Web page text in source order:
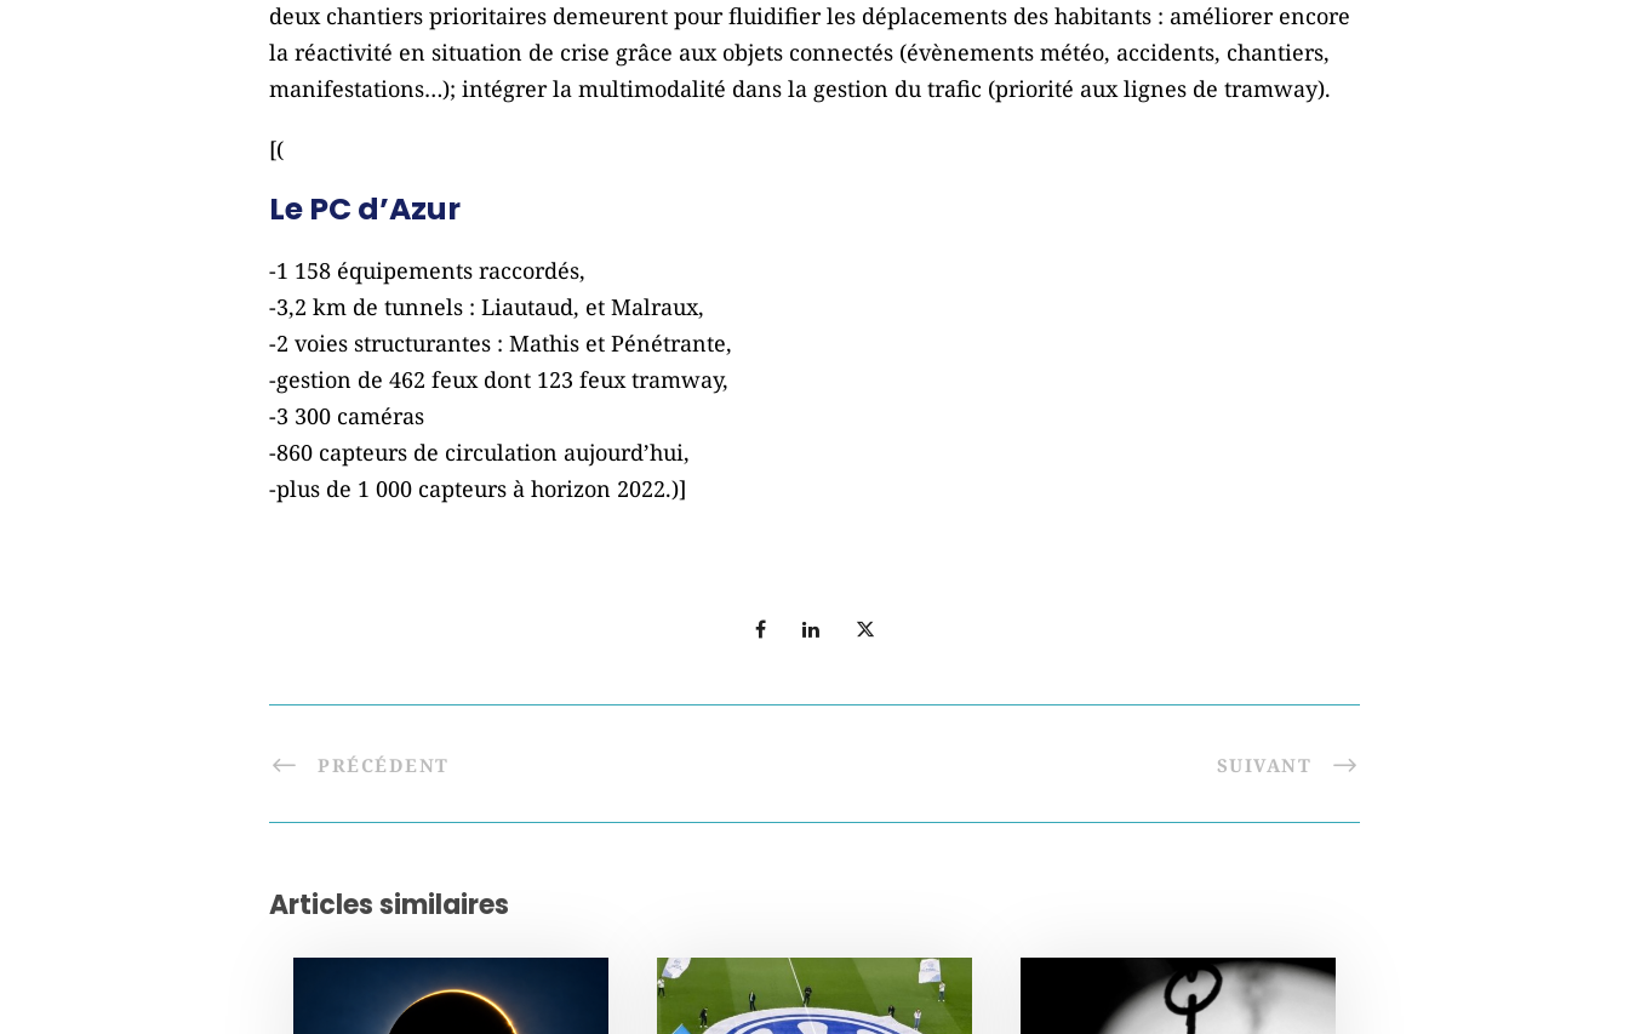
deux chantiers prioritaires demeurent pour fluidifier les déplacements des habitants : améliorer encore
la réactivité en situation de crise grâce aux objets connectés (évènements météo, accidents, chantiers,
manifestations…); intégrer la multimodalité dans la gestion du trafic (priorité aux lignes de tramway).
[(
Le PC d’Azur
-1 158 équipements raccordés,
-3,2 km de tunnels : Liautaud, et Malraux,
-2 voies structurantes : Mathis et Pénétrante,
-gestion de 462 feux dont 123 feux tramway,
-3 300 caméras
-860 capteurs de circulation aujourd’hui,
-plus de 1 000 capteurs à horizon 2022.)]
PRÉCÉDENT SUIVANT
Articles similaires